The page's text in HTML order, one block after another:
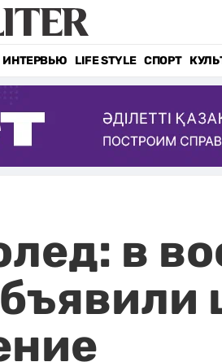
ИНТЕРВЬЮ LIFE STYLE СПОРТ
в